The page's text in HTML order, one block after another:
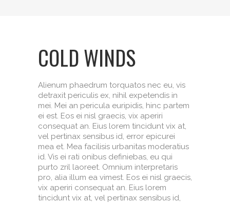
COLD WINDS
Alienum phaedrum torquatos nec eu, vis
detraxit periculis ex, nihil expetendis in
mei. Mei an pericula euripidis, hinc partem
ei est. Eos ei nisl graecis, vix aperiri
consequat an. Eius lorem tincidunt vix at,
vel pertinax sensibus id, error epicurei
mea et. Mea facilisis urbanitas moderatius
id. Vis ei rati onibus definiebas, eu qui
purto zril laoreet. Omnium interpretaris
pro, alia illum ea vimest. Eos ei nisl graecis,
vix aperiri consequat an. Eius lorem
tincidunt vix at, vel pertinax sensibus id,